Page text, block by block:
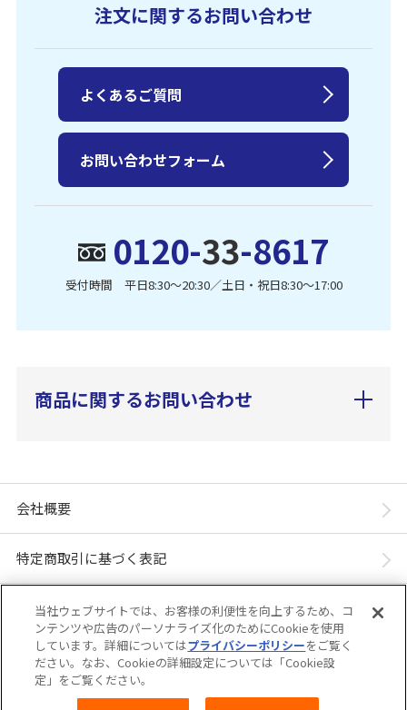
注文に関するお問い合わせ
0120-33-8617
受付時間 平日8:30〜20:30／土日・祝日8:30〜17:00
よくあるご質問
お問い合わせフォーム
商品に関するお問い合わせ
会社概要
特定商取引に基づく表記
個人情報保護方針
「ユニ・チャーム ダイレクトショップ」は、ユニ・チャーム株式会社が運営してい
ます。※当店に掲載されているコンテンツは、事前の許可が無い限り無断使用・複
製・転載を禁じます。
当社ウェブサイトでは、お客様の利便性を向上するため、コ
ンテンツや広告のパーソナライズ化のためにCookieを使用
しています。詳細についてはプライバシーポリシーをご覧く
ださい。なお、Cookieの詳細設定については「Cookie設
定」をご覧ください。